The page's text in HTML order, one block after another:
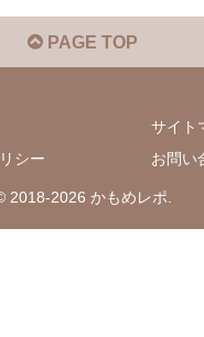
PAGE TOP
サイト
シー
お問い
2018-2026 かもめレポ.